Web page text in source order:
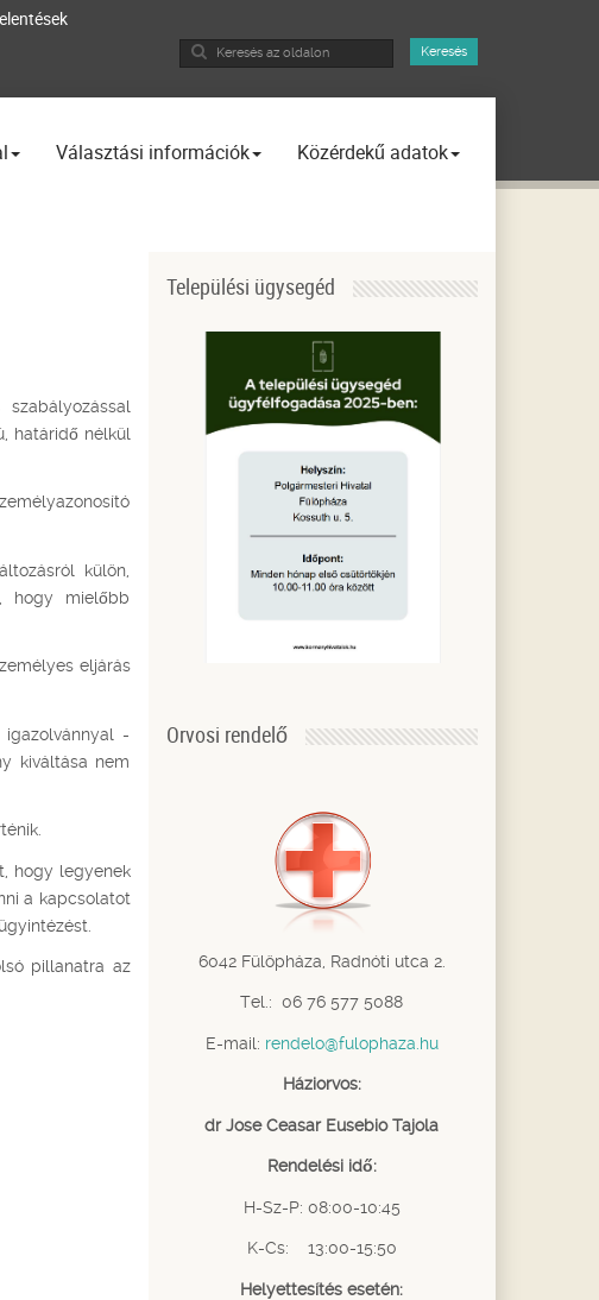
Search
Keresés
Választási információk Közérdekű adatok
határidő nélkül
külön,
hogy mielőbb
eljárás
igazolvánnyal -
kiváltása nem
hogy legyenek
a kapcsolatot
pillanatra az
Települési ügysegéd
Orvosi rendelő
6042 Fülöpháza, Radnóti utca 2.
Tel.: 06 76 577 5088
E-mail: rendelo@fulophaza.hu
Háziorvos:
dr Jose Ceasar Eusebio Tajola
Rendelési idő:
H-Sz-P: 08:00-10:45
K-Cs: 13:00-15:50
Helyettesítés esetén: